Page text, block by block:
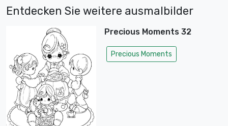
Entdecken Sie weitere ausmalbilder
Precious Moments 32
Precious Moments